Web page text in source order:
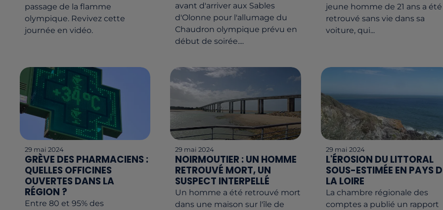
passage de la flamme
olympique. Revivez cette
journée en vidéo.
avant d'arriver aux Sables
d'Olonne pour l'allumage du
Chaudron olympique prévu en
début de soirée....
jeune homme de 21 ans a été
retrouvé sans vie dans sa
voiture, qui...
29 mai 2024
GRÈVE DES PHARMACIENS :
QUELLES OFFICINES
OUVERTES DANS LA
RÉGION ?
Entre 80 et 95% des
29 mai 2024
NOIRMOUTIER : UN HOMME
RETROUVÉ MORT, UN
SUSPECT INTERPELLÉ
Un homme a été retrouvé mort
dans une maison sur l'île de
29 mai 2024
L'ÉROSION DU LITTORAL
SOUS-ESTIMÉE EN PAYS
LA LOIRE
La chambre régionale des
comptes a publié un rapport